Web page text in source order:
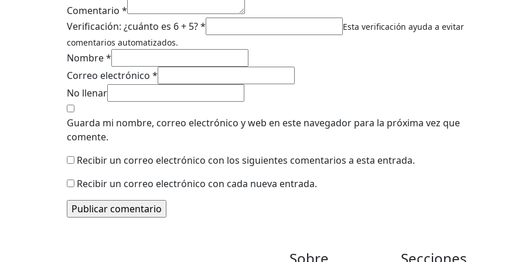
Comentario *
Verificación: ¿cuánto es 6 + 5? *
Esta verificación ayuda a evitar
comentarios automatizados.
Nombre *
Correo electrónico *
No llenar
Guarda mi nombre, correo electrónico y web en este navegador para la próxima vez que
comente.
Recibir un correo electrónico con los siguientes comentarios a esta entrada.
Recibir un correo electrónico con cada nueva entrada.